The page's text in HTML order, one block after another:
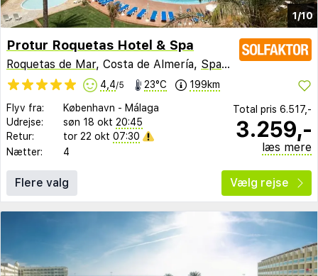
1/10
Protur Roquetas Hotel & Spa
Roquetas de Mar, Costa de Almería, Spanien
4,4/5 23°C 199km
Flyv fra: København - Málaga
Udrejse:
søn 18 okt 20:45
Retur:
tor 22 okt 07:30
Nætter:
4
Total pris 6.517,-
3.259,-
læs mere
Flere valg Vælg rejse